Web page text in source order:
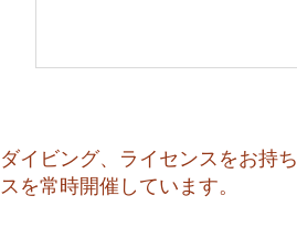
イビング、ライセンスをお持ち
を常時開催しています。